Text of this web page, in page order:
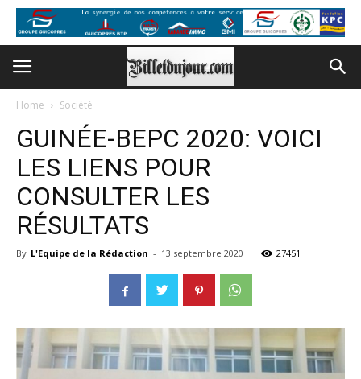
Home Société
GUINÉE-BEPC 2020: VOICI
LES LIENS POUR
CONSULTER LES
RÉSULTATS
By L'Equipe de la Rédaction - 13 septembre 2020 27451